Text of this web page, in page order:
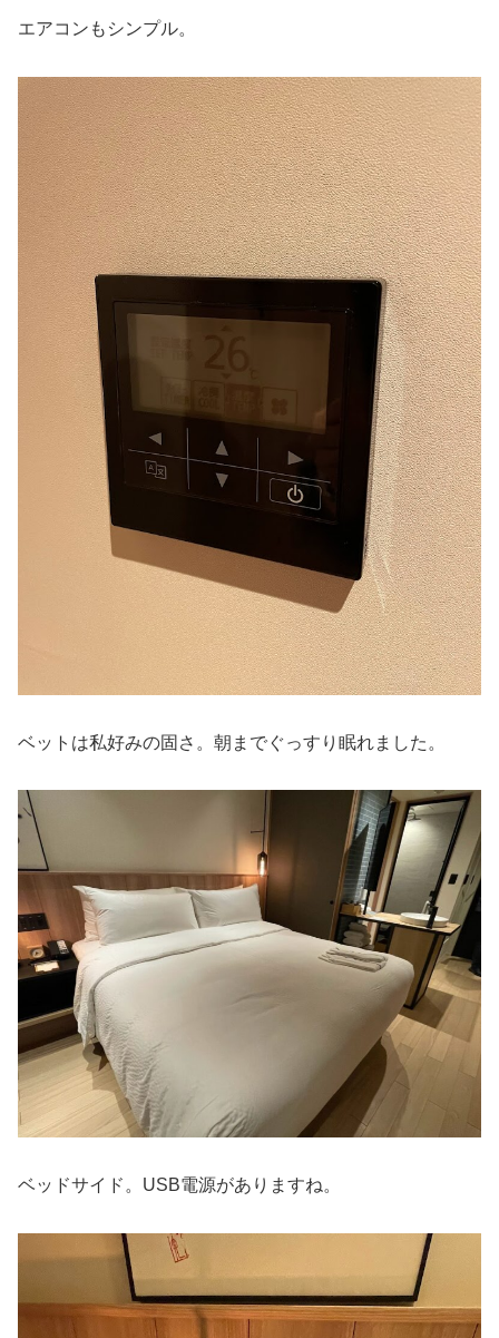
エアコンもシンプル。
ベットは私好みの固さ。朝までぐっすり眠れました。
ベッドサイド。USB電源がありますね。